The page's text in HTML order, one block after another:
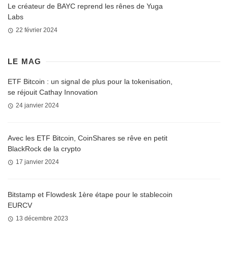
Le créateur de BAYC reprend les rênes de Yuga
Labs
22 février 2024
LE MAG
ETF Bitcoin : un signal de plus pour la tokenisation,
se réjouit Cathay Innovation
24 janvier 2024
Avec les ETF Bitcoin, CoinShares se rêve en petit
BlackRock de la crypto
17 janvier 2024
Bitstamp et Flowdesk 1ère étape pour le stablecoin
EURCV
13 décembre 2023